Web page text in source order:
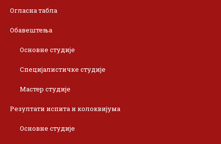
Огласна табла
Обавештења
Основне студије
Специјалистичке студије
Мастер студије
Резултати испита и колоквијума
Основне студије